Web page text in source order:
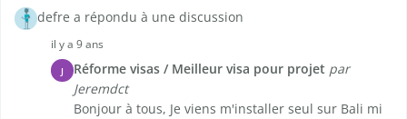
defre a répondu à une discussion
il y a 9 ans
J Réforme visas / Meilleur visa pour projet par
Jeremdct
Bonjour à tous, Je viens m'installer seul sur Bali mi